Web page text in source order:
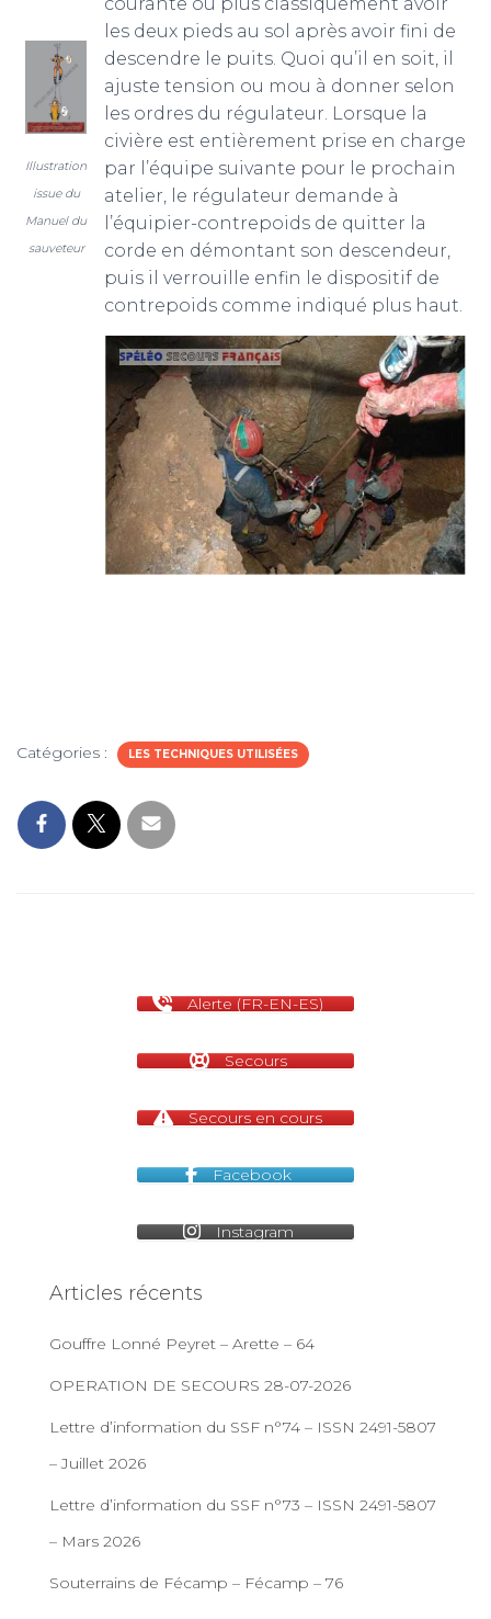
Illustration
issue du
Manuel du
sauveteur
les deux pieds au sol après avoir fini de
descendre le puits. Quoi qu’il en soit, il
ajuste tension ou mou à donner selon
les ordres du régulateur. Lorsque la
civière est entièrement prise en charge
par l’équipe suivante pour le prochain
atelier, le régulateur demande à
l’équipier-contrepoids de quitter la
corde en démontant son descendeur,
puis il verrouille enfin le dispositif de
contrepoids comme indiqué plus haut.
Catégories : LES TECHNIQUES UTILISÉES
Alerte (FR-EN-ES)
Secours
Secours en cours
Facebook
Instagram
Articles récents
Gouffre Lonné Peyret – Arette – 64
OPERATION DE SECOURS 28-07-2026
Lettre d’information du SSF n°74 – ISSN 2491-5807
– Juillet 2026
Lettre d’information du SSF n°73 – ISSN 2491-5807
– Mars 2026
Souterrains de Fécamp – Fécamp – 76